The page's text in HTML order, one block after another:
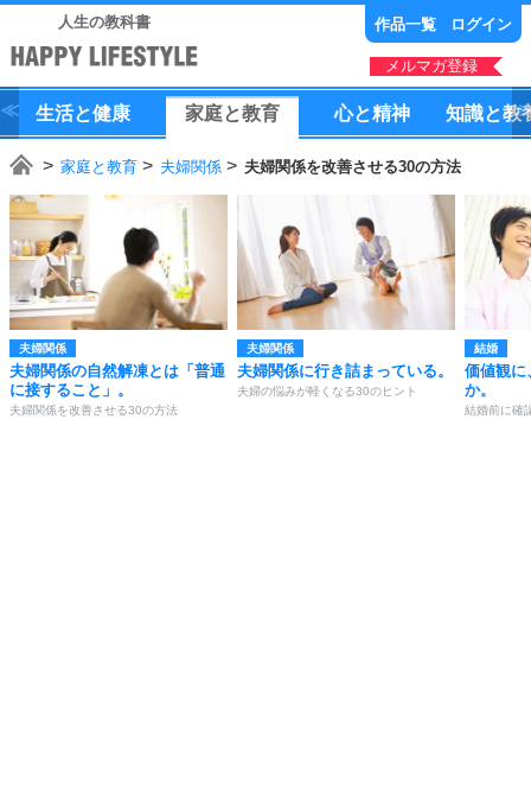
人生の教科書 作品一覧 ログイン
メルマガ登録
生活と健康 家庭と教育 心と精神 知識と教
家庭と教育 夫婦関係 夫婦関係を改善させる30の方法
夫婦関係
夫婦関係の自然解凍とは「普通
に接すること」。
夫婦関係を改善させる30の方法
夫婦関係
夫婦関係に行き詰まっている。
夫婦の悩みが軽くなる30のヒント
結婚
価値観に
か。
結婚前に確